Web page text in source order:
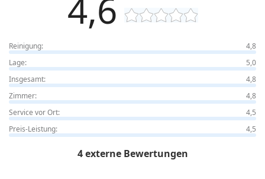
4,6
Reinigung:
4,8
Lage:
5,0
Insgesamt:
4,8
Zimmer:
4,8
Service vor Ort:
4,5
Preis-Leistung:
4,5
4 externe Bewertungen